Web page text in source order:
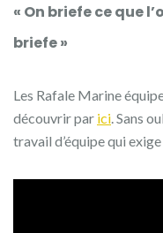
« On briefe ce que
briefe »
Les Rafale Marine
découvrir par ici . Sans
travail d’équipe qui